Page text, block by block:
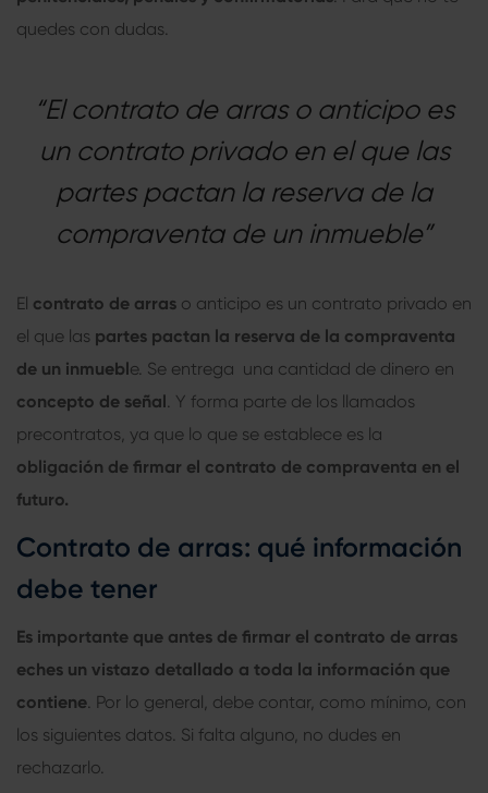
quedes con dudas.
“El contrato de arras o anticipo es
un contrato privado en el que las
partes pactan la reserva de la
compraventa de un inmueble”
El contrato de arras o anticipo es un contrato privado en
el que las partes pactan la reserva de la compraventa
de un inmueble. Se entrega una cantidad de dinero en
concepto de señal . Y forma parte de los llamados
precontratos, ya que lo que se establece es la
obligación de firmar el contrato de compraventa en el
futuro.
Contrato de arras: qué información
debe tener
Es importante que antes de firmar el contrato de arras
eches un vistazo detallado a toda la información que
contiene . Por lo general, debe contar, como mínimo, con
los siguientes datos. Si falta alguno, no dudes en
rechazarlo.